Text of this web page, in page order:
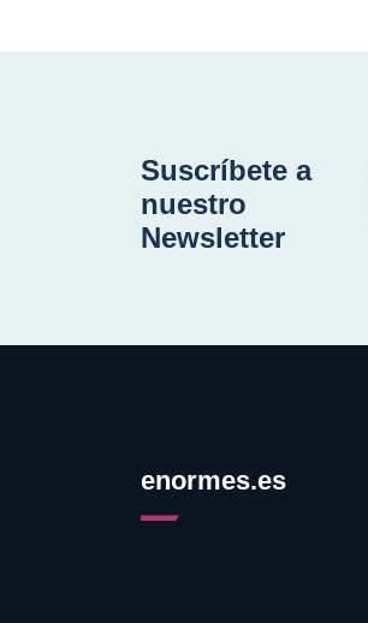
Suscríbete a
nuestro
Newsletter
enormes.es